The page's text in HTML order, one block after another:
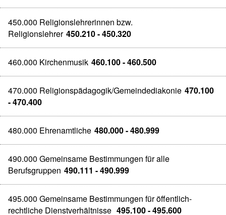
450.000 Religionslehrerinnen bzw.
Religionslehrer 450.210 - 450.320
460.000 Kirchenmusik 460.100 - 460.500
470.000 Religionspädagogik/Gemeindediakonie 470.100
- 470.400
480.000 Ehrenamtliche 480.000 - 480.999
490.000 Gemeinsame Bestimmungen für alle
Berufsgruppen 490.111 - 490.999
495.000 Gemeinsame Bestimmungen für öffentlich-
rechtliche Dienstverhältnisse 495.100 - 495.600